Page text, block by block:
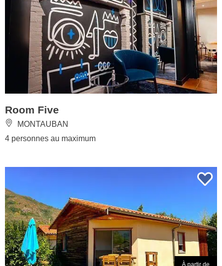
Room Five
MONTAUBAN
4 personnes au maximum
À partir de